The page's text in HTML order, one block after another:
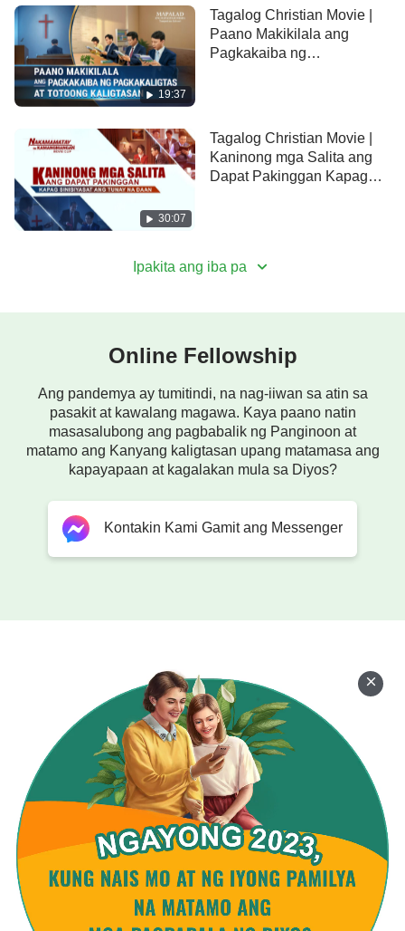
19:37
Tagalog Christian Movie |
Paano Makikilala ang
Pagkakaiba ng
30:07
Tagalog Christian Movie |
Kaninong mga Salita ang
Dapat Pakinggan Kapag
Ipakita ang iba pa
Online Fellowship
Ang pandemya ay tumitindi, na nag-iiwan sa atin sa
pasakit at kawalang magawa. Kaya paano natin
masasalubong ang pagbabalik ng Panginoon at
matamo ang Kanyang kaligtasan upang matamasa ang
kapayapaan at kagalakan mula sa Diyos?
Kontakin Kami Gamit ang Messenger